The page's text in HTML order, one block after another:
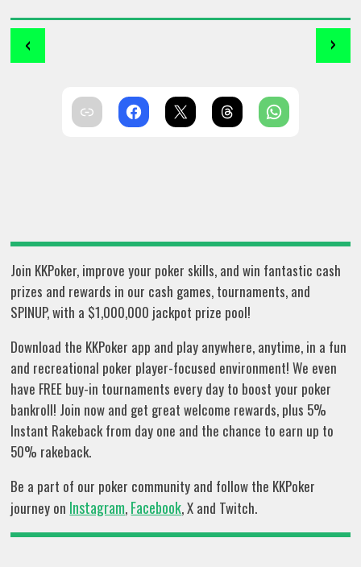
‹ ›
Join KKPoker, improve your poker skills, and win fantastic cash
prizes and rewards in our cash games, tournaments, and
SPINUP, with a $1,000,000 jackpot prize pool!
Download the KKPoker app and play anywhere, anytime, in a fun
and recreational poker player-focused environment! We even
have FREE buy-in tournaments every day to boost your poker
bankroll! Join now and get great welcome rewards, plus 5%
Instant Rakeback from day one and the chance to earn up to
50% rakeback.
Be a part of our poker community and follow the KKPoker
journey on Instagram, Facebook, X and Twitch.